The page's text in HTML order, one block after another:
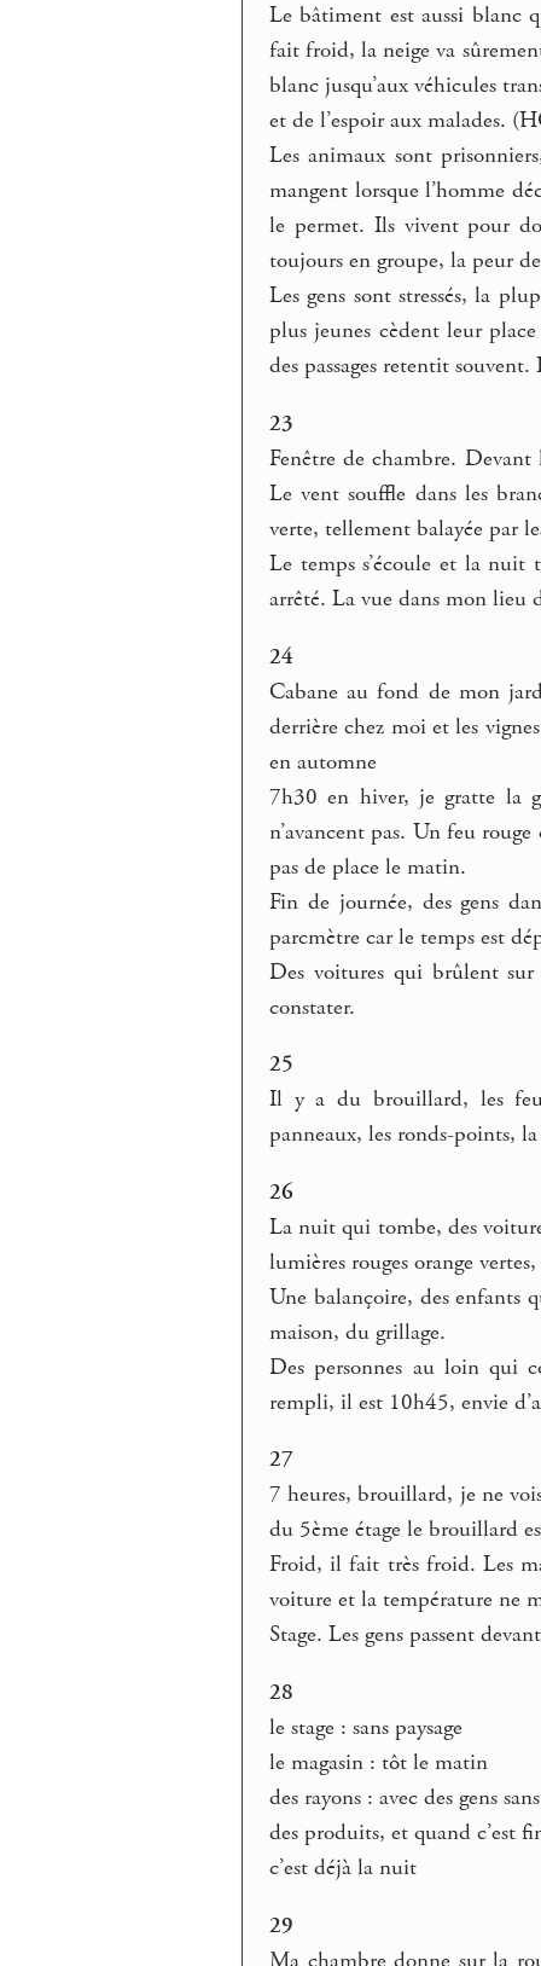
Le bâtiment est aussi blanc
fait froid, la neige va
blanc jusqu’aux véhicules
et de l’espoir aux malades.
Les animaux sont
mangent lorsque l’homme
le permet. Ils vivent pour
toujours en groupe, la peur
Les gens sont stressés, la
plus jeunes cèdent leur
des passages retentit
23
Fenêtre de chambre.
Le vent souffle dans les
verte, tellement balayée par
Le temps s’écoule et la nuit
arrêté. La vue dans mon lieu
24
Cabane au fond de mon
derrière chez moi et les
en automne
7h30 en hiver, je gratte la
n’avancent pas. Un feu
pas de place le matin.
Fin de journée, des gens
parcmètre car le temps est
Des voitures qui brûlent
constater.
25
Il y a du brouillard, les
panneaux, les ronds-points,
26
La nuit qui tombe, des
lumières rouges orange
Une balançoire, des enfants
maison, du grillage.
Des personnes au loin qui
rempli, il est 10h45, envie
27
7 heures, brouillard, je ne
du 5ème étage le brouillard
Froid, il fait très froid. Les
voiture et la température ne
Stage. Les gens passent
28
le stage : sans paysage
le magasin : tôt le matin
des rayons : avec des gens
des produits, et quand c’est
c’est déjà la nuit
29